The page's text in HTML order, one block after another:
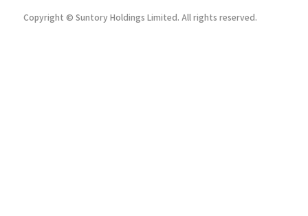
Copyright © Suntory Holdings Limited. All rights reserved.